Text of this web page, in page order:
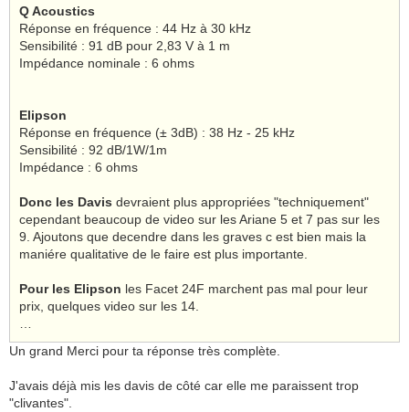
Q Acoustics
Réponse en fréquence : 44 Hz à 30 kHz
Sensibilité : 91 dB pour 2,83 V à 1 m
Impédance nominale : 6 ohms
Elipson
Réponse en fréquence (± 3dB) : 38 Hz - 25 kHz
Sensibilité : 92 dB/1W/1m
Impédance : 6 ohms
Donc les Davis devraient plus appropriées "techniquement"
cependant beaucoup de video sur les Ariane 5 et 7 pas sur les
9. Ajoutons que decendre dans les graves c est bien mais la
maniére qualitative de le faire est plus importante.
Pour les Elipson les Facet 24F marchent pas mal pour leur
prix, quelques video sur les 14.
Un grand Merci pour ta réponse très complète.
J'avais déjà mis les davis de côté car elle me paraissent trop
"clivantes".